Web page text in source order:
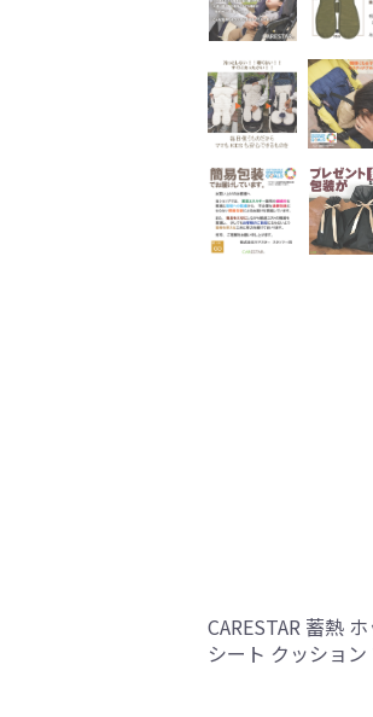
CARESTAR 蓄熱
シート クッショ